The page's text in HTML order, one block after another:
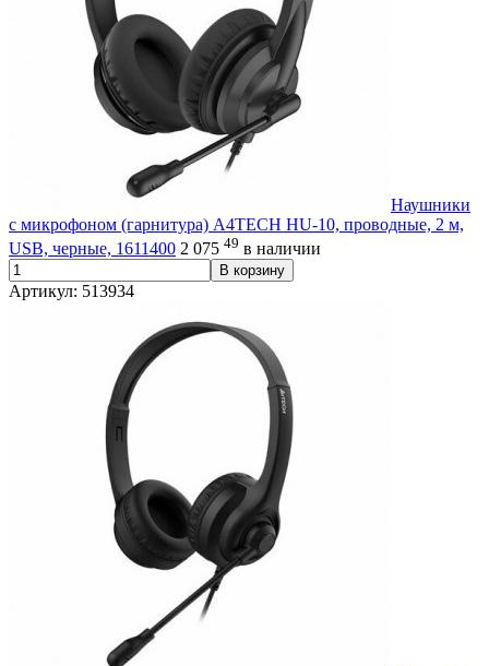
Наушники
с микрофоном (гарнитура) A4TECH HU-10, проводные, 2 м,
USB, черные, 1611400 2 075 49 в наличии
В корзину
Артикул: 513934